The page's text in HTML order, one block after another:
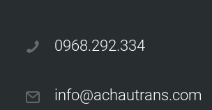
0968.292.334
info@achautrans.com